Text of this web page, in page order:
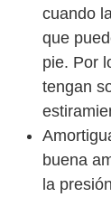
cuando
que
pie. Por
tengan
buena
la